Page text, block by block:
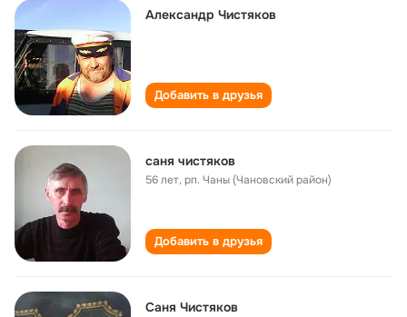
Александр Чистяков
Добавить в друзья
саня чистяков
56 лет,рп. Чаны (Чановский район)
Добавить в друзья
Сaня Чистяков